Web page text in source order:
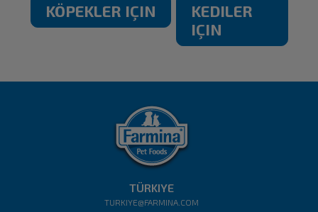
KÖPEKLER IÇIN
KEDILER
IÇIN
TÜRKIYE
TURKIYE@FARMINA.COM